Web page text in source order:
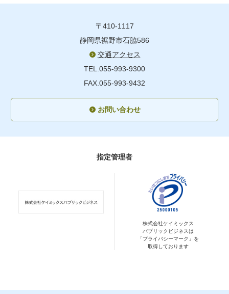
〒410-1117
静岡県裾野市石脇586
交通アクセス
TEL.055-993-9300
FAX.055-993-9432
お問い合わせ
指定管理者
株式会社ケイミックス
パブリックビジネスは
「プライバシーマーク」を
取得しております